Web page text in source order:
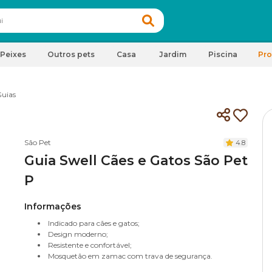
Peixes Outros pets Casa Jardim Piscina
São Pet 4.8
Guia Swell Cães e Gatos São Pet
P
Informações
Indicado para cães e gatos;
Design moderno;
Resistente e confortável;
Mosquetão em zamac com trava de segurança.